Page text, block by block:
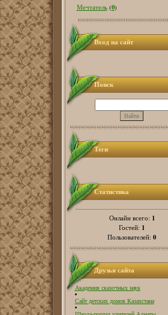
Мечтатель (0)
Вход на сайт
Поиск
Теги
Статистика
Онлайн всего: 1
Гостей: 1
Пользователей: 0
Друзья сайта
Академия сказочных наук
Сайт детских домов Казахстана